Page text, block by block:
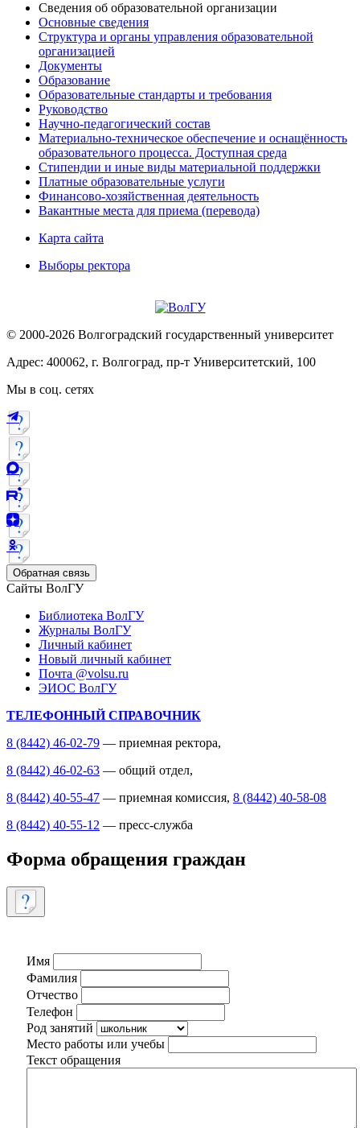
Сведения об образовательной организации
Основные сведения
Структура и органы управления образовательной
организацией
Документы
Образование
Образовательные стандарты и требования
Руководство
Научно-педагогический состав
Материально-техническое обеспечение и оснащённость
образовательного процесса. Доступная среда
Стипендии и иные виды материальной поддержки
Платные образовательные услуги
Финансово-хозяйственная деятельность
Вакантные места для приема (перевода)
Карта сайта
Выборы ректора
© 2000-2026 Волгоградский государственный университет
Адрес: 400062, г. Волгоград, пр-т Университетский, 100
Мы в соц. сетях
Обратная связь
Сайты ВолГУ
Библиотека ВолГУ
Журналы ВолГУ
Личный кабинет
Новый личный кабинет
Почта @volsu.ru
ЭИОС ВолГУ
ТЕЛЕФОННЫЙ СПРАВОЧНИК
8 (8442) 46-02-79 — приемная ректора,
8 (8442) 46-02-63 — общий отдел,
8 (8442) 40-55-47 — приемная комиссия, 8 (8442) 40-58-08
8 (8442) 40-55-12 — пресс-служба
Форма обращения граждан
Имя
Фамилия
Отчество
Телефон
Род занятий
Место работы или учебы
Текст обращения